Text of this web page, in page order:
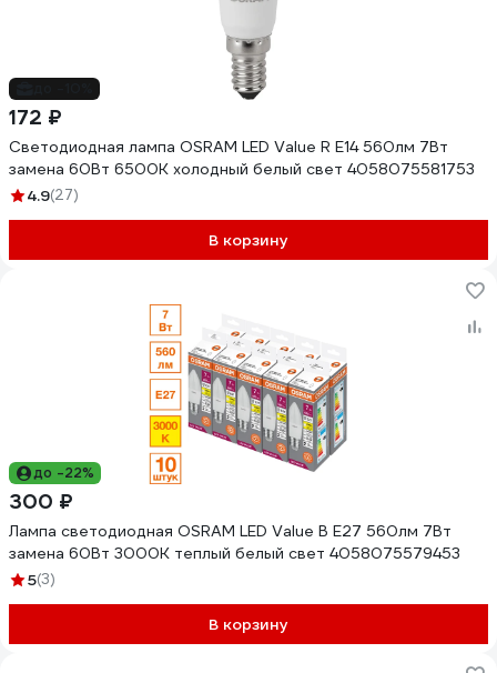
172 ₽
Светодиодная лампа OSRAM LED Value R E14 560лм 7Вт
замена 60Вт 6500К холодный белый свет 4058075581753
4.9(27)
В корзину
до -22%
300 ₽
Лампа светодиодная OSRAM LED Value B E27 560лм 7Вт
замена 60Вт 3000К теплый белый свет 4058075579453
5(3)
В корзину